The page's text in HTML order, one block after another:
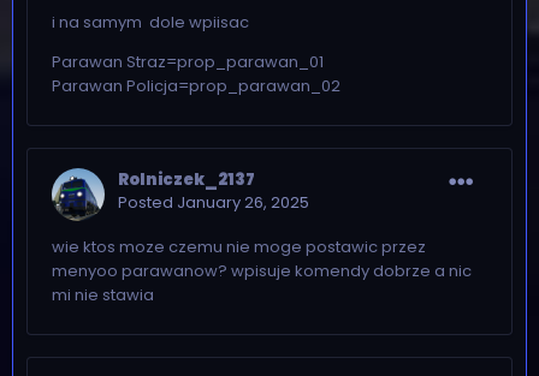
i na samym dole wpiisac
Parawan Straz=prop_parawan_01
Parawan Policja=prop_parawan_02
Rolniczek_2137
Posted January 26, 2025
wie ktos moze czemu nie moge postawic przez
menyoo parawanow? wpisuje komendy dobrze a nic
mi nie stawia